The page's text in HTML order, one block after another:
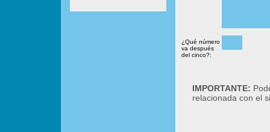
¿Qué número
va después
del cinco?:
IMPORTANTE:
relacionada con el